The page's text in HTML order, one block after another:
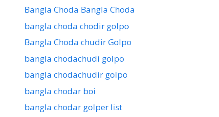
Bangla Choda Bangla Choda
bangla choda chodir golpo
Bangla Choda chudir Golpo
bangla chodachudi golpo
bangla chodachudir golpo
bangla chodar boi
bangla chodar golper list